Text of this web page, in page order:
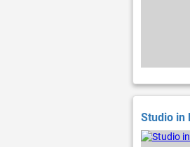
Studio in